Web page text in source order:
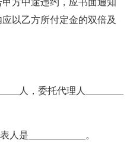
方中途违约，应书面通知
以乙方所付定金的双倍及
人，委托代理人________
人是____________。